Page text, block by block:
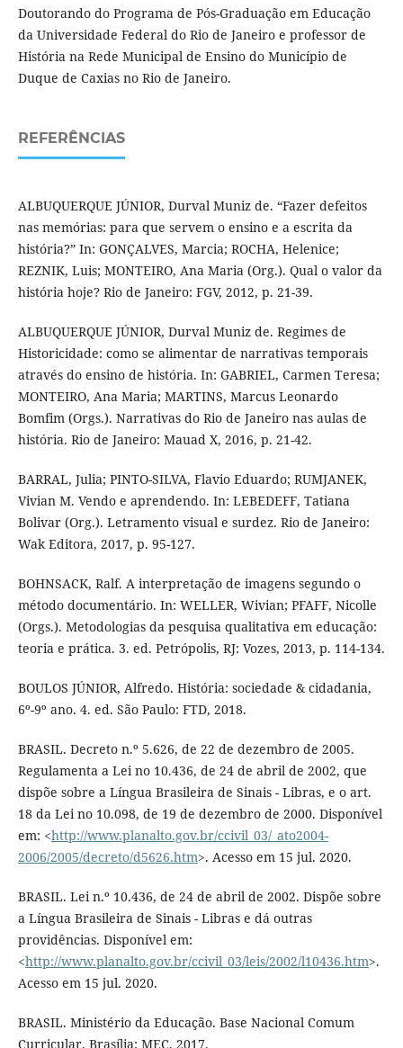
Doutorando do Programa de Pós-Graduação em Educação
da Universidade Federal do Rio de Janeiro e professor de
História na Rede Municipal de Ensino do Município de
Duque de Caxias no Rio de Janeiro.
REFERÊNCIAS
ALBUQUERQUE JÚNIOR, Durval Muniz de. “Fazer defeitos
nas memórias: para que servem o ensino e a escrita da
história?” In: GONÇALVES, Marcia; ROCHA, Helenice;
REZNIK, Luis; MONTEIRO, Ana Maria (Org.). Qual o valor da
história hoje? Rio de Janeiro: FGV, 2012, p. 21-39.
ALBUQUERQUE JÚNIOR, Durval Muniz de. Regimes de
Historicidade: como se alimentar de narrativas temporais
através do ensino de história. In: GABRIEL, Carmen Teresa;
MONTEIRO, Ana Maria; MARTINS, Marcus Leonardo
Bomfim (Orgs.). Narrativas do Rio de Janeiro nas aulas de
história. Rio de Janeiro: Mauad X, 2016, p. 21-42.
BARRAL, Julia; PINTO-SILVA, Flavio Eduardo; RUMJANEK,
Vivian M. Vendo e aprendendo. In: LEBEDEFF, Tatiana
Bolivar (Org.). Letramento visual e surdez. Rio de Janeiro:
Wak Editora, 2017, p. 95-127.
BOHNSACK, Ralf. A interpretação de imagens segundo o
método documentário. In: WELLER, Wivian; PFAFF, Nicolle
(Orgs.). Metodologias da pesquisa qualitativa em educação:
teoria e prática. 3. ed. Petrópolis, RJ: Vozes, 2013, p. 114-134.
BOULOS JÚNIOR, Alfredo. História: sociedade & cidadania,
6º-9º ano. 4. ed. São Paulo: FTD, 2018.
BRASIL. Decreto n.º 5.626, de 22 de dezembro de 2005.
Regulamenta a Lei no 10.436, de 24 de abril de 2002, que
dispõe sobre a Língua Brasileira de Sinais - Libras, e o art.
18 da Lei no 10.098, de 19 de dezembro de 2000. Disponível
em: <http://www.planalto.gov.br/ccivil_03/_ato2004-
2006/2005/decreto/d5626.htm>. Acesso em 15 jul. 2020.
BRASIL. Lei n.º 10.436, de 24 de abril de 2002. Dispõe sobre
a Língua Brasileira de Sinais - Libras e dá outras
providências. Disponível em:
<http://www.planalto.gov.br/ccivil_03/leis/2002/l10436.htm>.
Acesso em 15 jul. 2020.
BRASIL. Ministério da Educação. Base Nacional Comum
Curricular. Brasília: MEC, 2017.